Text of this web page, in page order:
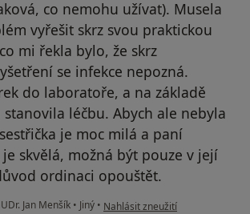
co nemohu užívat). Musela
vyřešit skrz svou praktickou
mi řekla bylo, že skrz
se infekce nepozná.
do laboratoře, a na základě
léčbu. Abych ale nebyla
je moc milá a paní
je skvělá, možná být pouze v její
ordinaci opouštět.
Jan Menšík • Jiný • podle názoru uživatele K.V.
Nahlásit zneužití